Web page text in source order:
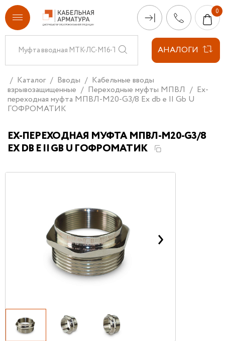
АНАЛОГИ
Каталог Вводы
Кабельные вводы
взрывозащищенные
Переходные муфты МПВЛ
Ex-
переходная муфта МПВЛ-М20-G3/8 Ех db e II Gb U
ГОФРОМАТИК
EX-ПЕРЕХОДНАЯ МУФТА МПВЛ-М20-G3/8
ЕХ DB E II GB U ГОФРОМАТИК